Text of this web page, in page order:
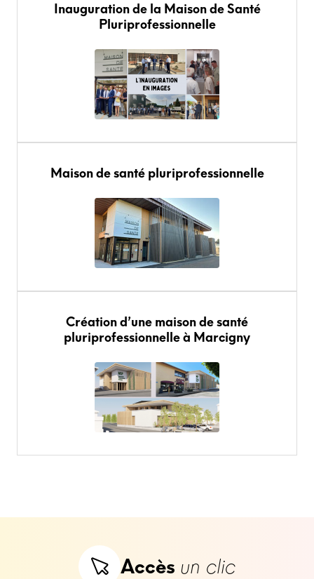
Inauguration de la Maison de Santé
Pluriprofessionnelle
Maison de santé pluriprofessionnelle
Création d’une maison de santé
pluriprofessionnelle à Marcigny
Accès un clic